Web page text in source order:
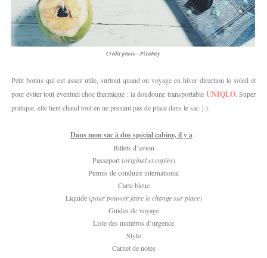
Crédit photo - Pixabay
Petit bonus qui est assez utile, surtout quand on voyage en hiver direction le soleil et
pour éviter tout éventuel choc thermique : la doudoune transportable UNIQLO. Super
pratique, elle tient chaud tout en ne prenant pas de place dans le sac ;-).
Dans mon sac à dos spécial cabine, il y a :
Billets d’avion
Passeport (original et copies)
Permis de conduire international
Carte bleue
Liquide (pour pouvoir faire le change sur place)
Guides de voyage
Liste des numéros d’urgence
Stylo
Carnet de notes